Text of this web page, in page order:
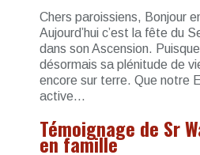
Chers paroissiens, Bonjour
Aujourd’hui c’est la fête du
dans son Ascension.
désormais sa plénitude de
encore sur terre. Que notre
active...
Témoignage de Sr
en famille